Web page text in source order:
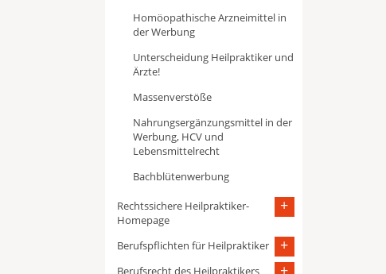
Homöopathische Arzneimittel in
der Werbung
Unterscheidung Heilpraktiker und
Ärzte!
Massenverstöße
Nahrungsergänzungsmittel in der
Werbung, HCV und
Lebensmittelrecht
Bachblütenwerbung
Rechtssichere Heilpraktiker-
Homepage
Berufspflichten für Heilpraktiker
Berufsrecht des Heilpraktikers